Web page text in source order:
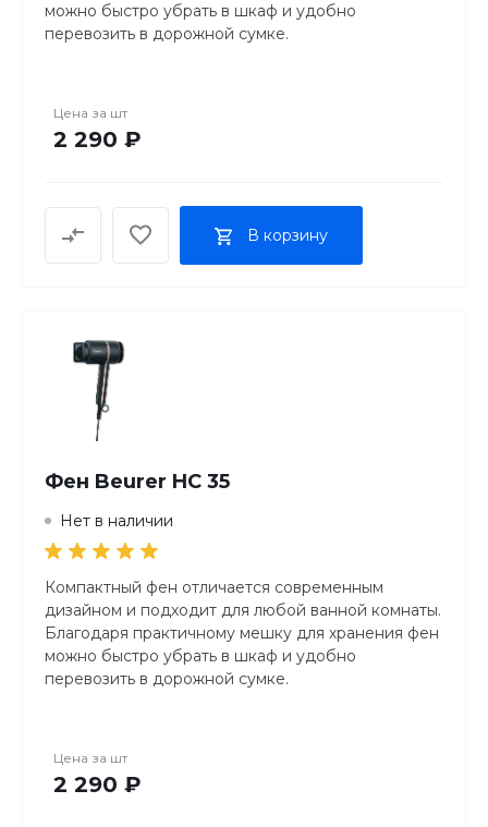
можно быстро убрать в шкаф и удобно
перевозить в дорожной сумке.
Мощность 1600–2000 Вт
Петля для подвешивания для практичного
хранения
Три ступени нагрева и мощности вентилятора,
Цена за шт
2 290 ₽
В корзину
Фен Beurer HC 35
Нет в наличии
Компактный фен отличается современным
дизайном и подходит для любой ванной комнаты.
Благодаря практичному мешку для хранения фен
можно быстро убрать в шкаф и удобно
перевозить в дорожной сумке.
Мощность 1600–2000 Вт
Цена за шт
2 290 ₽